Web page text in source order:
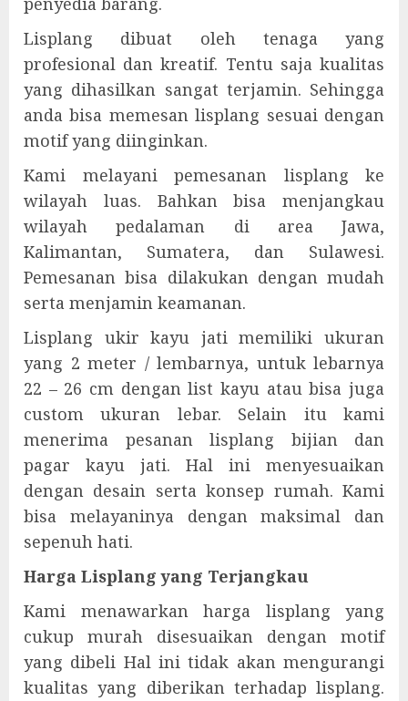
Lisplang dibuat oleh tenaga yang
profesional dan kreatif. Tentu saja kualitas
yang dihasilkan sangat terjamin. Sehingga
anda bisa memesan lisplang sesuai dengan
motif yang diinginkan.
Kami melayani pemesanan lisplang ke
wilayah luas. Bahkan bisa menjangkau
wilayah pedalaman di area Jawa,
Kalimantan, Sumatera, dan Sulawesi.
Pemesanan bisa dilakukan dengan mudah
serta menjamin keamanan.
Lisplang ukir kayu jati memiliki ukuran
yang 2 meter / lembarnya, untuk lebarnya
22 – 26 cm dengan list kayu atau bisa juga
custom ukuran lebar. Selain itu kami
menerima pesanan lisplang bijian dan
pagar kayu jati. Hal ini menyesuaikan
dengan desain serta konsep rumah. Kami
bisa melayaninya dengan maksimal dan
sepenuh hati.
Harga Lisplang yang Terjangkau
Kami menawarkan harga lisplang yang
cukup murah disesuaikan dengan motif
yang dibeli Hal ini tidak akan mengurangi
kualitas yang diberikan terhadap lisplang.